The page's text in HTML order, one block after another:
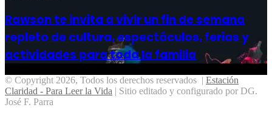
Rawson te invita a vivir un fin de semana
repleto de cultura, espectáculos, ferias y
actividades para toda la familia
© Copyright 2026, Todos los derechos reservados | Estación
Claridad - Para Leer la Vida | Sitio editado y configurado por DG.
José F. Parra